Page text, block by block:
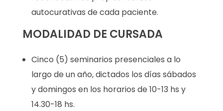
autocurativas de cada paciente.
MODALIDAD DE CURSADA
Cinco (5) seminarios presenciales a lo
largo de un año, dictados los días sábados
y domingos en los horarios de 10-13 hs y
14.30-18 hs.